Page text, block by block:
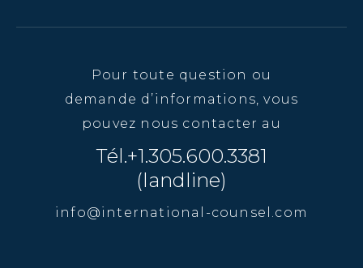
Pour toute question ou
demande d’informations, vous
pouvez nous contacter au
Tél.+1.305.600.3381
(landline)
info@international-counsel.com